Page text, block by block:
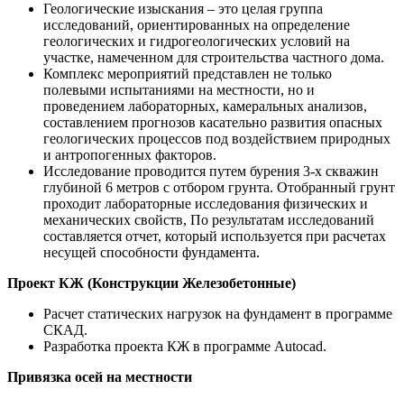
Геологические изыскания – это целая группа
исследований, ориентированных на определение
геологических и гидрогеологических условий на
участке, намеченном для строительства частного дома.
Комплекс мероприятий представлен не только
полевыми испытаниями на местности, но и
проведением лабораторных, камеральных анализов,
составлением прогнозов касательно развития опасных
геологических процессов под воздействием природных
и антропогенных факторов.
Исследование проводится путем бурения 3-х скважин
глубиной 6 метров с отбором грунта. Отобранный грунт
проходит лабораторные исследования физических и
механических свойств, По результатам исследований
составляется отчет, который используется при расчетах
несущей способности фундамента.
Проект КЖ (Конструкции Железобетонные)
Расчет статических нагрузок на фундамент в программе
СКАД.
Разработка проекта КЖ в программе Autocad.
Привязка осей на местности